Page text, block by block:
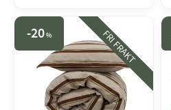
20% FRI FRAKT